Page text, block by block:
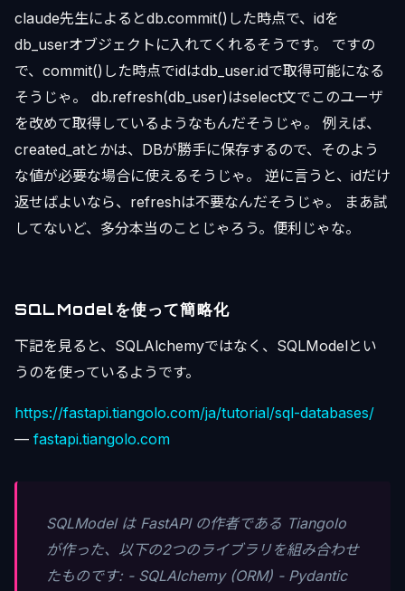
claude先生によるとdb.commit()した時点で、idを
db_userオブジェクトに入れてくれるそうです。 ですの
で、commit()した時点でidはdb_user.idで取得可能になる
そうじゃ。 db.refresh(db_user)はselect文でこのユーザ
を改めて取得しているようなもんだそうじゃ。 例えば、
created_atとかは、DBが勝手に保存するので、そのよう
な値が必要な場合に使えるそうじゃ。 逆に言うと、idだけ
返せばよいなら、refreshは不要なんだそうじゃ。 まあ試
してないど、多分本当のことじゃろう。便利じゃな。
SQLModelを使って簡略化
下記を見ると、SQLAlchemyではなく、SQLModelとい
うのを使っているようです。
https://fastapi.tiangolo.com/ja/tutorial/sql-databases/
— fastapi.tiangolo.com
SQLModel は FastAPI の作者である Tiangolo
が作った、以下の2つのライブラリを組み合わせ
たものです: - SQLAlchemy (ORM) - Pydantic